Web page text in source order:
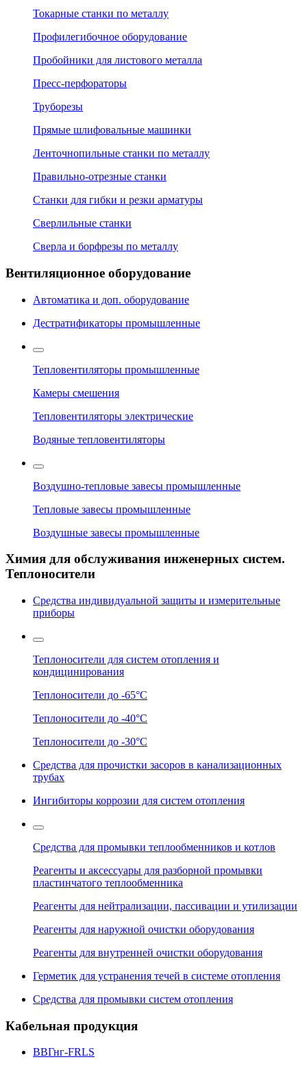
Токарные станки по металлу
Профилегибочное оборудование
Пробойники для листового металла
Пресс-перфораторы
Труборезы
Прямые шлифовальные машинки
Ленточнопильные станки по металлу
Правильно-отрезные станки
Станки для гибки и резки арматуры
Сверлильные станки
Сверла и борфрезы по металлу
Вентиляционное оборудование
Автоматика и доп. оборудование
Дестратификаторы промышленные
Тепловентиляторы промышленные
Камеры смешения
Тепловентиляторы электрические
Водяные тепловентиляторы
Воздушно-тепловые завесы промышленные
Тепловые завесы промышленные
Воздушные завесы промышленные
Химия для обслуживания инженерных систем.
Теплоносители
Средства индивидуальной защиты и измерительные
приборы
Теплоносители для систем отопления и
кондицинирования
Теплоносители до -65°C
Теплоносители до -40°C
Теплоносители до -30°C
Средства для прочистки засоров в канализационных
трубах
Ингибиторы коррозии для систем отопления
Средства для промывки теплообменников и котлов
Реагенты и аксессуары для разборной промывки
пластинчатого теплообменника
Реагенты для нейтрализации, пассивации и утилизации
Реагенты для наружной очистки оборудования
Реагенты для внутренней очистки оборудования
Герметик для устранения течей в системе отопления
Средства для промывки систем отопления
Кабельная продукция
ВВГнг-FRLS